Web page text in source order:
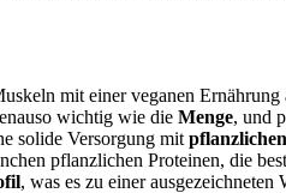
mit einer veganen
wichtig wie die Menge, und
solide Versorgung mit
pflanzlichen Proteinen, die
, was es zu einer